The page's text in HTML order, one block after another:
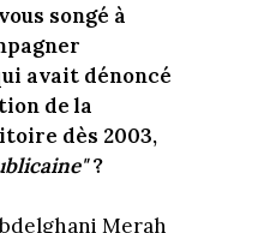
songé à
avait dénoncé
de la
dès 2003,
?
Merah